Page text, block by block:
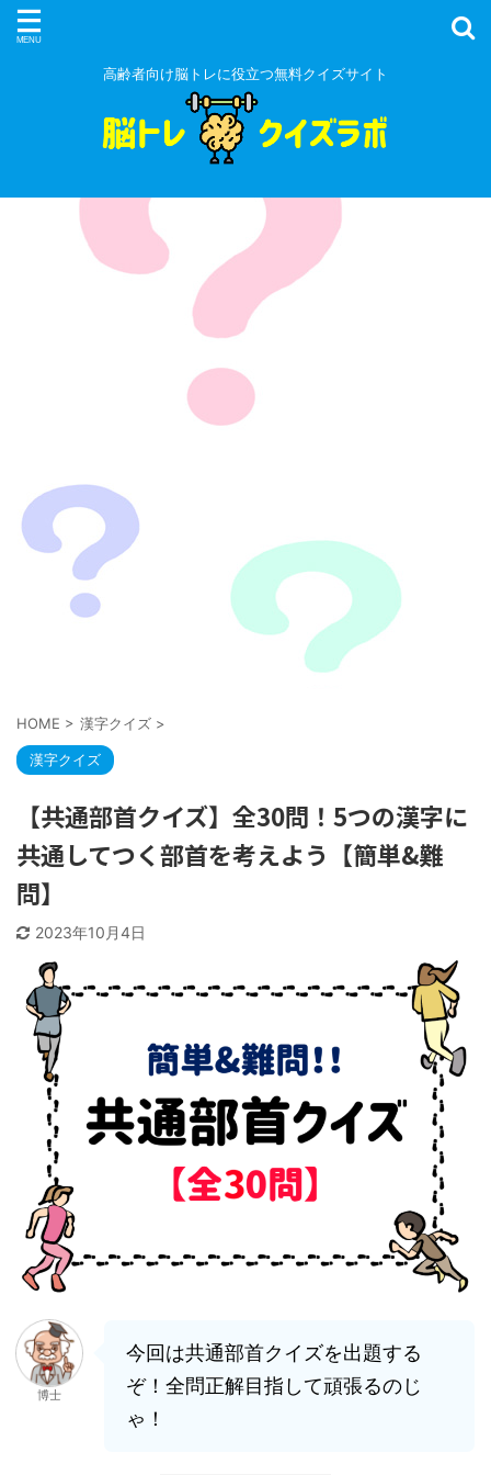
高齢者向け脳トレに役立つ無料クイズサイト
HOME > 漢字クイズ >
漢字クイズ
【共通部首クイズ】全30問！5つの漢字に
共通してつく部首を考えよう【簡単&難
問】
2023年10月4日
博士
今回は共通部首クイズを出題する
ぞ！全問正解目指して頑張るのじ
ゃ！